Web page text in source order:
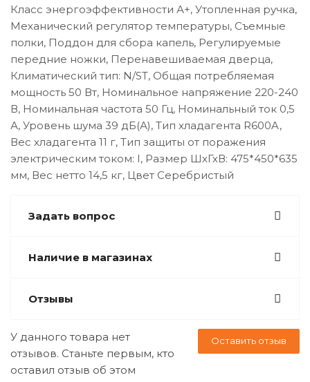
Класс энергоэффективности А+, Утопленная ручка,
Механический регулятор температуры, Съемные
полки, Поддон для сбора капель, Регулируемые
передние ножки, Перенавешиваемая дверца,
Климатический тип: N/ST, Общая потребляемая
мощность 50 Вт, Номинальное напряжение 220-240
В, Номинальная частота 50 Гц, Номинальный ток 0,5
А, Уровень шума 39 дБ(А), Тип хладагента R600A,
Вес хладагента 11 г, Тип защиты от поражения
электрическим током: I, Размер ШхГхВ: 475*450*635
мм, Вес нетто 14,5 кг, Цвет Серебристый
Задать вопрос
Наличие в магазинах
Отзывы
Оставить отзыв
У данного товара нет
отзывов. Станьте первым, кто
оставил отзыв об этом